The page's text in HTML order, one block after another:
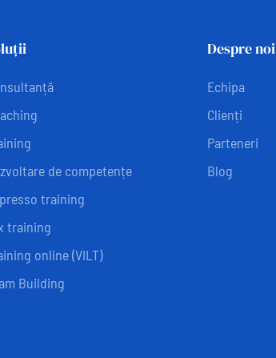
de competențe
training
training
online (VILT)
Building
Despre noi
Echipa
Clienți
Parteneri
Blog